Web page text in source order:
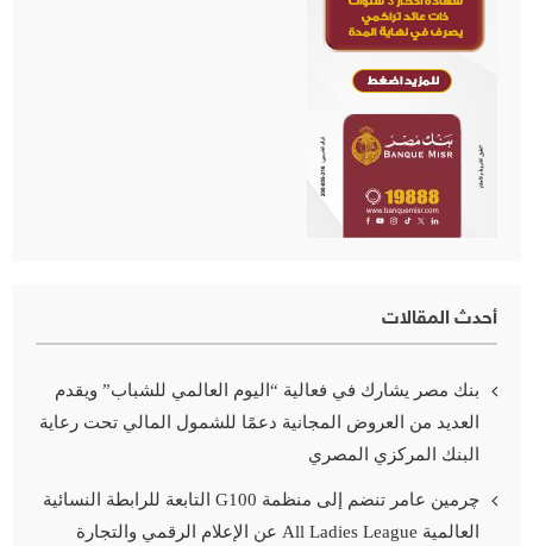
أحدث المقالات
بنك مصر يشارك في فعالية “اليوم العالمي للشباب” ويقدم
العديد من العروض المجانية دعمًا للشمول المالي تحت رعاية
البنك المركزي المصري
چرمين عامر تنضم إلى منظمة G100 التابعة للرابطة النسائية
العالمية All Ladies League عن الإعلام الرقمي والتجارة